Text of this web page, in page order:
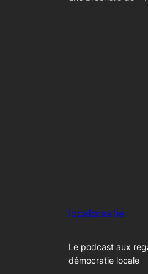
localocratie
Le podcast aux
démocratie locale